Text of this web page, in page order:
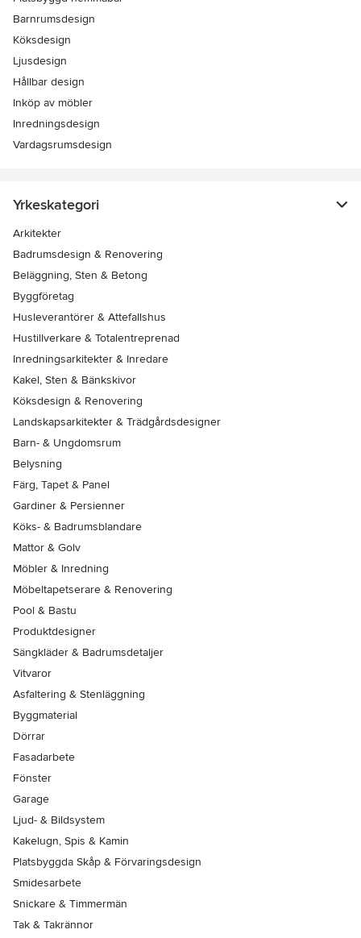
Barnrumsdesign
Köksdesign
Ljusdesign
Hållbar design
Inköp av möbler
Inredningsdesign
Vardagsrumsdesign
Yrkeskategori
Arkitekter
Badrumsdesign & Renovering
Beläggning, Sten & Betong
Byggföretag
Husleverantörer & Attefallshus
Hustillverkare & Totalentreprenad
Inredningsarkitekter & Inredare
Kakel, Sten & Bänkskivor
Köksdesign & Renovering
Landskapsarkitekter & Trädgårdsdesigner
Barn- & Ungdomsrum
Belysning
Färg, Tapet & Panel
Gardiner & Persienner
Köks- & Badrumsblandare
Mattor & Golv
Möbler & Inredning
Möbeltapetserare & Renovering
Pool & Bastu
Produktdesigner
Sängkläder & Badrumsdetaljer
Vitvaror
Asfaltering & Stenläggning
Byggmaterial
Dörrar
Fasadarbete
Fönster
Garage
Ljud- & Bildsystem
Kakelugn, Spis & Kamin
Platsbyggda Skåp & Förvaringsdesign
Smidesarbete
Snickare & Timmermän
Tak & Takrännor